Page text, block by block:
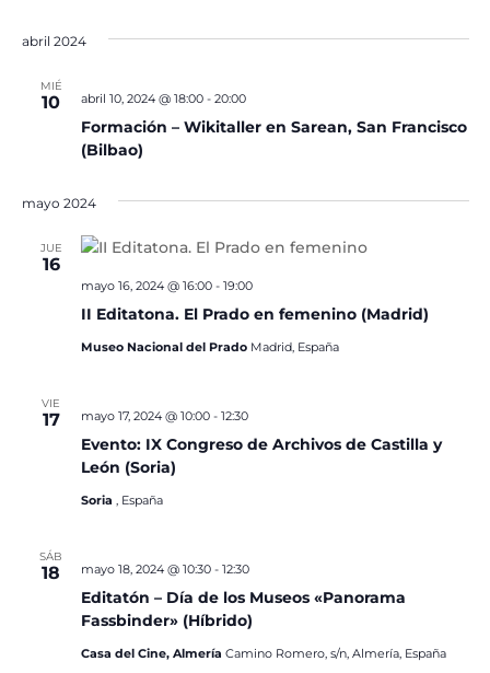
abril 2024
MIÉ
10
Formación – Wikitaller en Sarean, San Francisco
(Bilbao)
abril 10, 2024 @ 18:00- 20:00
mayo 2024
JUE
16
II Editatona. El Prado en femenino (Madrid)
mayo 16, 2024 @ 16:00- 19:00
Museo Nacional del Prado Madrid, España
VIE
17
Evento: IX Congreso de Archivos de Castilla y
León (Soria)
mayo 17, 2024 @ 10:00- 12:30
Soria , España
SÁB
18
Editatón – Día de los Museos «Panorama
Fassbinder» (Híbrido)
mayo 18, 2024 @ 10:30- 12:30
Casa del Cine, Almería Camino Romero, s/n, Almería, España